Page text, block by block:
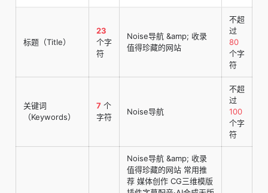
标题（Title）
23
个字
符
Noise导航 &amp; 收录
值得珍藏的网站
不超
过
80
个字
符
关键词
（Keywords）
7 个
字符
Noise导航
不超
过
100
个字
符
Noise导航 &amp; 收录
值得珍藏的网站 常用推
荐 媒体创作 CG三维模版